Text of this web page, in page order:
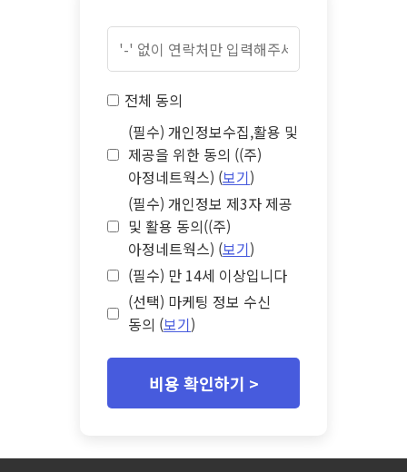
전체 동의
(필수) 개인정보수집,활용 및
제공을 위한 동의 ((주)
아정네트웍스) (보기)
(필수) 개인정보 제3자 제공
및 활용 동의((주)
아정네트웍스) (보기)
(필수) 만 14세 이상입니다
(선택) 마케팅 정보 수신
동의 (보기)
비용 확인하기 >